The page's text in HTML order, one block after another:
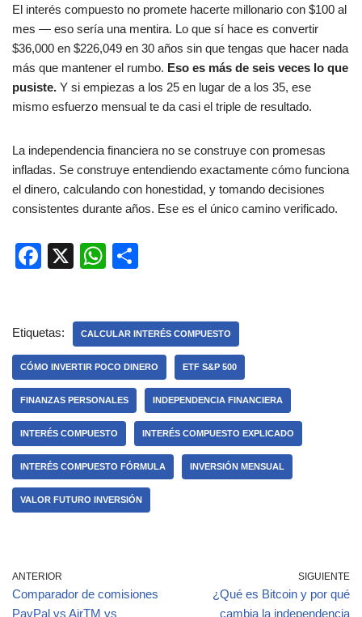
El interés compuesto no promete hacerte millonario con $100 al
mes — eso sería una mentira. Lo que sí hace es convertir
$36,000 en $226,049 en 30 años sin que tengas que hacer nada
más que mantener el rumbo. Eso es más de seis veces lo que
pusiste. Y si empiezas a los 25 en lugar de a los 35, ese
mismo esfuerzo mensual te da casi el triple de resultado.
La independencia financiera no se construye con promesas
infladas. Se construye entendiendo exactamente cómo funciona
el dinero, calculando con honestidad, y tomando decisiones
consistentes durante años. Ese es el único camino verificado.
F
e
b
o
o
k
X
W
s
A
p
p
p
ar
tir
Etiquetas: CALCULAR INTERÉS COMPUESTO
CÓMO INVERTIR POCO DINERO ETF S&P 500
FINANZAS PERSONALES INDEPENDENCIA FINANCIERA
INTERÉS COMPUESTO INTERÉS COMPUESTO EXPLICADO
INTERÉS COMPUESTO FÓRMULA INVERSIÓN MENSUAL
VALOR FUTURO INVERSIÓN
ANTERIOR
Comparador de comisiones
PayPal vs AirTM vs
SIGUIENTE
¿Qué es Bitcoin y por qué
cambia la independencia